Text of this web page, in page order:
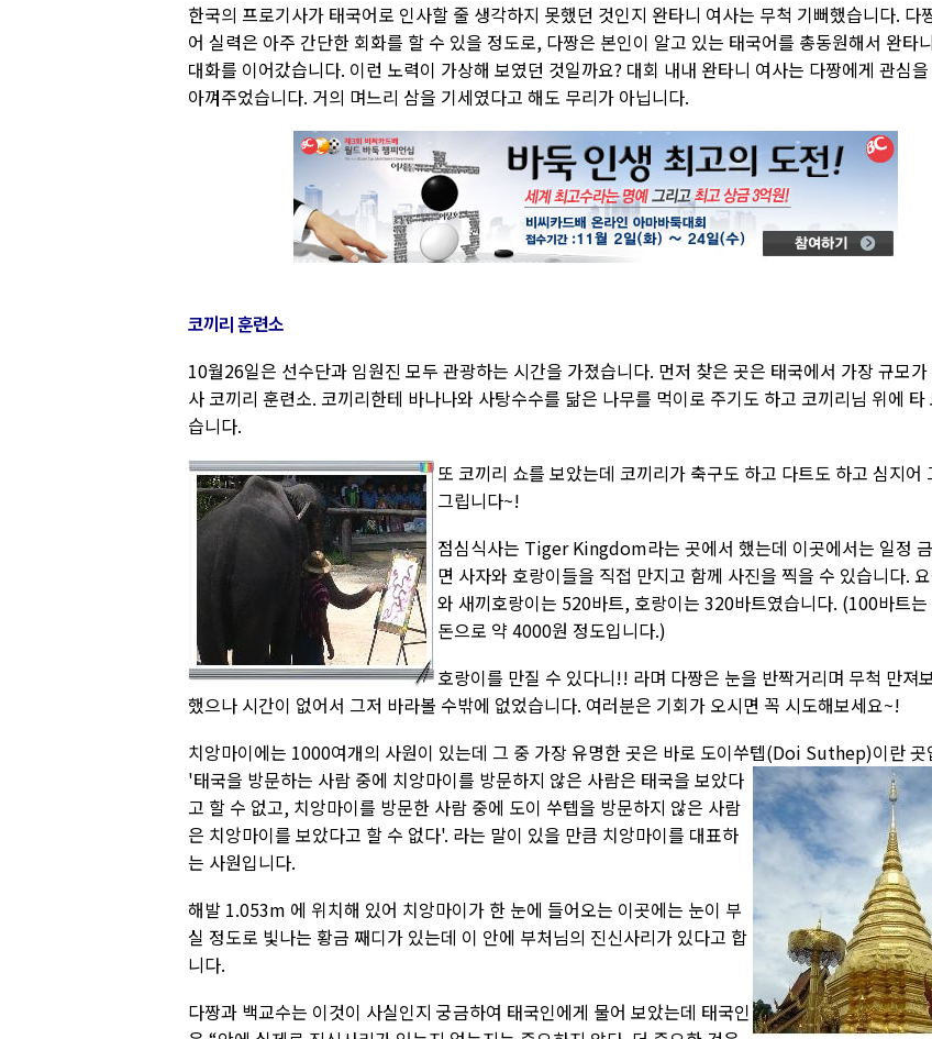
한국의 프로기사가 태국어로 인사할 줄 생각하지 못했던 것인지 완타니 여사는 무척 기뻐했습니다. 다
어 실력은 아주 간단한 회화를 할 수 있을 정도로, 다짱은 본인이 알고 있는 태국어를 총동원해서 완타
대화를 이어갔습니다. 이런 노력이 가상해 보였던 것일까요? 대회 내내 완타니 여사는 다짱에게 관심
아껴주었습니다. 거의 며느리 삼을 기세였다고 해도 무리가 아닙니다.
코끼리 훈련소
10월26일은 선수단과 임원진 모두 관광하는 시간을 가졌습니다. 먼저 찾은 곳은 태국에서 가장 규모가
사 코끼리 훈련소. 코끼리한테 바나나와 사탕수수를 닮은 나무를 먹이로 주기도 하고 코끼리님 위에 타
습니다.
또 코끼리 쇼를 보았는데 코끼리가 축구도 하고 다트도 하고 심지어
그립니다~!
점심식사는 Tiger Kingdom라는 곳에서 했는데 이곳에서는 일정
면 사자와 호랑이들을 직접 만지고 함께 사진을 찍을 수 있습니다.
와 새끼호랑이는 520바트, 호랑이는 320바트였습니다. (100바트
돈으로 약 4000원 정도입니다.)
호랑이를 만질 수 있다니!! 라며 다짱은 눈을 반짝거리며 무척 만져
했으나 시간이 없어서 그저 바라볼 수밖에 없었습니다. 여러분은 기회가 오시면 꼭 시도해보세요~!
치앙마이에는 1000여개의 사원이 있는데 그 중 가장 유명한 곳은 바로 도이쑤텝(Doi Suthep)이란 곳
'태국을 방문하는 사람 중에 치앙마이를 방문하지 않은 사람은 태국을 보았다
고 할 수 없고, 치앙마이를 방문한 사람 중에 도이 쑤텝을 방문하지 않은 사람
은 치앙마이를 보았다고 할 수 없다'. 라는 말이 있을 만큼 치앙마이를 대표하
는 사원입니다.
해발 1.053m 에 위치해 있어 치앙마이가 한 눈에 들어오는 이곳에는 눈이 부
실 정도로 빛나는 황금 째디가 있는데 이 안에 부처님의 진신사리가 있다고 합
니다.
다짱과 백교수는 이것이 사실인지 궁금하여 태국인에게 물어 보았는데 태국인